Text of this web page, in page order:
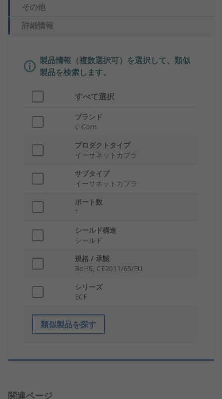
その他
詳細情報
製品情報（複数選択可）を選択して、類似
製品を検索します。
すべて選択
ブランド
L-Com
プロダクトタイプ
イーサネットカプラ
サブタイプ
イーサネットカプラ
ポート数
1
シールド構造
シールド
規格 / 承認
RoHS, CE2011/65/EU
シリーズ
ECF
類似製品を探す
関連ページ